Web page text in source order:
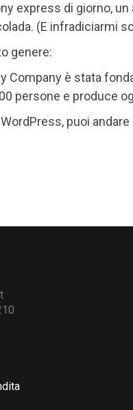
express di giorno,
(E infradiciarmi
genere:
Company è stata
persone e produce
puoi andare